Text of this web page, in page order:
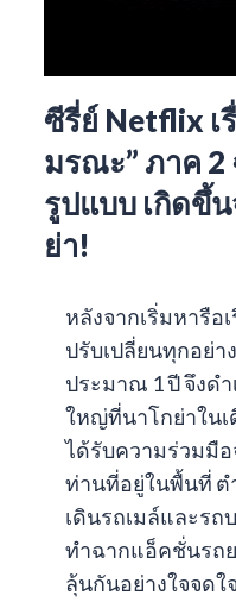
ซีรี่ย์ Netflix เ
มรณะ” ภาค 2
รูปแบบ เกิดขึ้น
ย่า!
หลังจากเริ่มหารือ
ปรับเปลี่ยนทุกอย่า
ประมาณ 1 ปี จึงด
ใหญ่ที่นาโกย่าในเ
ได้รับความร่วมมือ
ท่านที่อยู่ในพื้นที่ ต
เดินรถเมล์และรถ
ทำฉากแอ็คชั่นรถย
ลุ้นกันอย่างใจจดใ